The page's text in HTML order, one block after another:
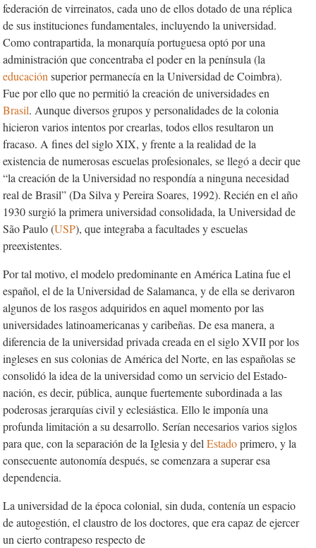
federación de virreinatos, cada uno de ellos dotado de una réplica
de sus instituciones fundamentales, incluyendo la universidad.
Como contrapartida, la monarquía portuguesa optó por una
administración que concentraba el poder en la península (la
educaciónsuperior permanecía en la Universidad de Coimbra).
Fue por ello que no permitió la creación de universidades en
Brasil. Aunque diversos grupos y personalidades de la colonia
hicieron varios intentos por crearlas, todos ellos resultaron un
fracaso. A fines del siglo XIX, y frente a la realidad de la
existencia de numerosas escuelas profesionales, se llegó a decir que
“la creación de la Universidad no respondía a ninguna necesidad
real de Brasil” (Da Silva y Pereira Soares, 1992). Recién en el año
1930 surgió la primera universidad consolidada, la Universidad de
São Paulo (USP), que integraba a facultades y escuelas
preexistentes.
Por tal motivo, el modelo predominante en América Latina fue el
español, el de la Universidad de Salamanca, y de ella se derivaron
algunos de los rasgos adquiridos en aquel momento por las
universidades latinoamericanas y caribeñas. De esa manera, a
diferencia de la universidad privada creada en el siglo XVII por los
ingleses en sus colonias de América del Norte, en las españolas se
consolidó la idea de la universidad como un servicio del Estado-
nación, es decir, pública, aunque fuertemente subordinada a las
poderosas jerarquías civil y eclesiástica. Ello le imponía una
profunda limitación a su desarrollo. Serían necesarios varios siglos
para que, con la separación de la Iglesia y delEstadoprimero, y la
consecuente autonomía después, se comenzara a superar esa
dependencia.
La universidad de la época colonial, sin duda, contenía un espacio
de autogestión, el claustro de los doctores, que era capaz de ejercer
un cierto contrapeso respecto de